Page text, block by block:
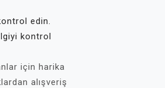
edin.
kontrol
için harika
alışveriş